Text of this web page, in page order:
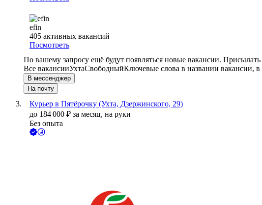
efin
405 активных вакансий
Посмотреть
По вашему запросу ещё будут появляться новые вакансии. Присылать
Все вакансииУхтаСвободныйКлючевые слова в названии вакансии,
В мессенджер
На почту
Курьер в Пятёрочку (Ухта, Дзержинского, 29)
до 184 000 ₽ за месяц, на руки
Без опыта